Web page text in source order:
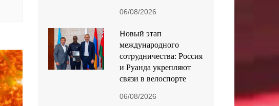
06/08/2026
Новый этап
международного
сотрудничества: Россия
и Руанда укрепляют
связи в велоспорте
06/08/2026